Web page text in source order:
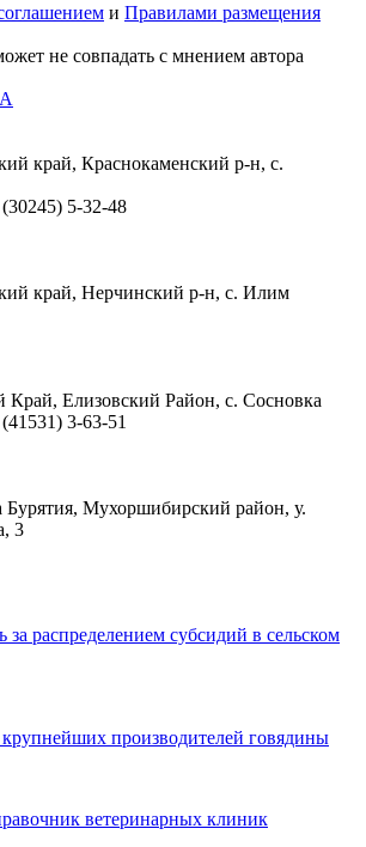
и Правилами размещения
не совпадать с мнением автора
край, Краснокаменский р-н, с.
5-32-48
край, Нерчинский р-н, с. Илим
Край, Елизовский Район, с. Сосновка
3-63-51
Бурятия, Мухоршибирский район, у.
3
за распределением субсидий в сельском
производителей говядины
ветеринарных клиник